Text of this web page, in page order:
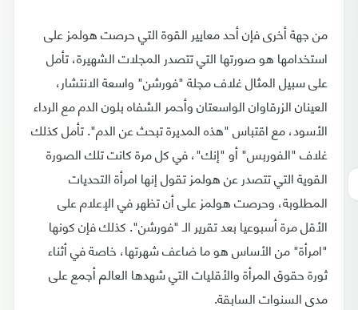
من جهة أخرى فإن أحد معايير القوة التي حرصت هولمز على
استخدامها هو صورتها التي تتصدر المجلات الشهيرة، تأمل
على سبيل المثال غلاف مجلة "فورشن" واسعة الانتشار،
العينان الزرقاوان الواسعتان وأحمر الشفاه بلون الدم مع الرداء
الأسود، مع اقتباس "هذه المديرة تبحث عن الدم". تأمل كذلك
غلاف "الفوربس" أو "إنك"، في كل مرة كانت تلك الصورة
القوية التي تتصدر عن هولمز تقول إنها امرأة التحديات
المطلوبة، وحرصت هولمز على أن تظهر في الإعلام على
الأقل مرة أسبوعيا بعد تقرير الـ "فورشن". كذلك فإن كونها
"امرأة" من الأساس هو ما ضاعف شهرتها، خاصة في أثناء
ثورة حقوق المرأة والأقليات التي شهدها العالم أجمع على
مدى السنوات السابقة.